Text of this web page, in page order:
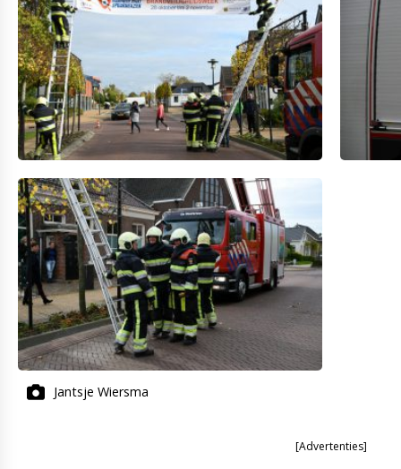
Jantsje Wiersma
[Advertenties]